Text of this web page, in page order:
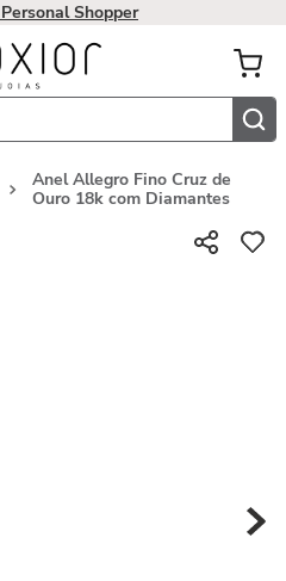
Shopper
Anel Allegro Fino Cruz de
Ouro 18k com Diamantes